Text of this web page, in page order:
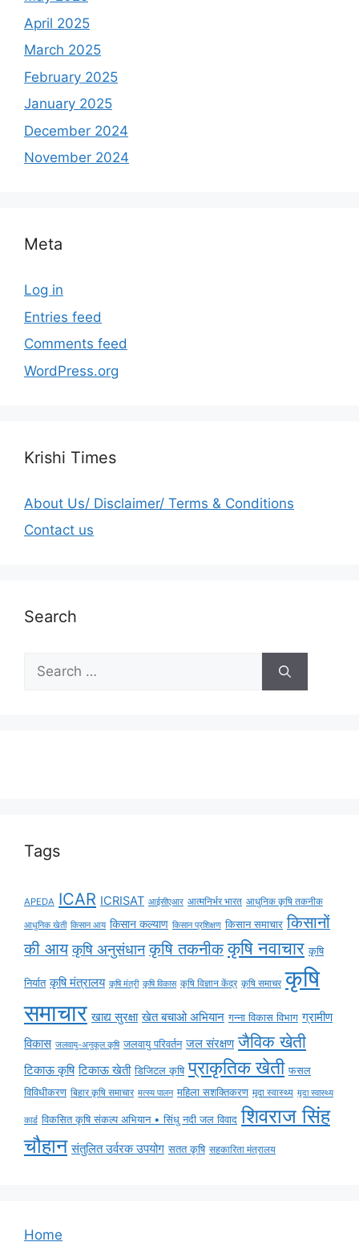
April 2025
March 2025
February 2025
January 2025
December 2024
November 2024
Meta
Log in
Entries feed
Comments feed
WordPress.org
Krishi Times
About Us/ Disclaimer/ Terms & Conditions
Contact us
Search
Tags
APEDA ICAR ICRISAT आईसीएआर आत्मनिर्भर भारत आधुनिक कृषि तकनीक
आधुनिक खेती किसान आय किसान कल्याण किसान प्रशिक्षण किसान समाचार किसानों
की आय कृषि अनुसंधान कृषि तकनीक कृषि नवाचार कृषि
निर्यात कृषि मंत्रालय कृषि मंत्री कृषि विकास कृषि विज्ञान केंद्र कृषि समाचर कृषि
समाचार खाद्य सुरक्षा खेत बचाओ अभियान गन्ना विकास विभाग ग्रामीण
विकास जलवायु-अनुकूल कृषि जलवायु परिवर्तन जल संरक्षण जैविक खेती
टिकाऊ कृषि टिकाऊ खेती डिजिटल कृषि प्राकृतिक खेती फसल
विविधीकरण बिहार कृषि समाचार मत्स्य पालन महिला सशक्तिकरण मृदा स्वास्थ्य मृदा स्वास्थ्य
कार्ड विकसित कृषि संकल्प अभियान • सिंधु नदी जल विवाद शिवराज सिंह
चौहान संतुलित उर्वरक उपयोग सतत कृषि सहकारिता मंत्रालय
Home